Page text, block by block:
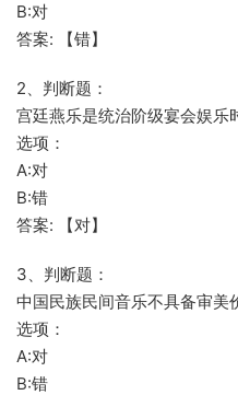
B:对
答案: 【错】
2、判断题：
宫廷燕乐是统治阶级宴会娱乐
选项：
A:对
B:错
答案: 【对】
3、判断题：
中国民族民间音乐不具备审美
选项：
A:对
B:错